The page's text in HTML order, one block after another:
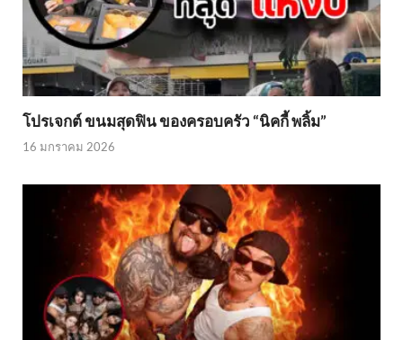
โปรเจกต์ ขนมสุดฟิน ของครอบครัว “นิคกี้ พลิ้ม”
16 มกราคม 2026